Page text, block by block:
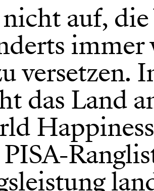
auf,
versetzen.
das Land
Happiness